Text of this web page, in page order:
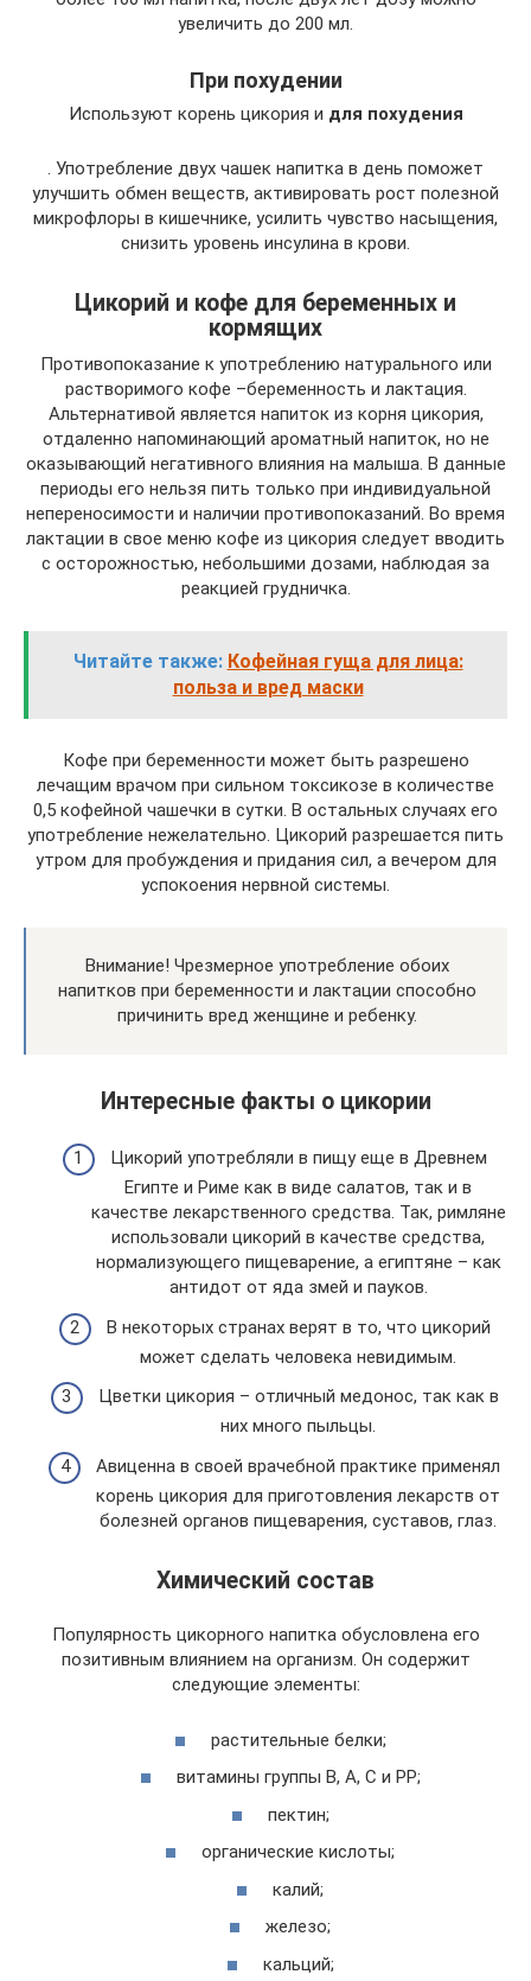
увеличить до 200 мл.
При похудении
Используют корень цикория и для похудения
. Употребление двух чашек напитка в день поможет
улучшить обмен веществ, активировать рост полезной
микрофлоры в кишечнике, усилить чувство насыщения,
снизить уровень инсулина в крови.
Цикорий и кофе для беременных и
кормящих
Противопоказание к употреблению натурального или
растворимого кофе –беременность и лактация.
Альтернативой является напиток из корня цикория,
отдаленно напоминающий ароматный напиток, но не
оказывающий негативного влияния на малыша. В данные
периоды его нельзя пить только при индивидуальной
непереносимости и наличии противопоказаний. Во время
лактации в свое меню кофе из цикория следует вводить
с осторожностью, небольшими дозами, наблюдая за
реакцией грудничка.
Читайте также: Кофейная гуща для лица:
польза и вред маски
Кофе при беременности может быть разрешено
лечащим врачом при сильном токсикозе в количестве
0,5 кофейной чашечки в сутки. В остальных случаях его
употребление нежелательно. Цикорий разрешается пить
утром для пробуждения и придания сил, а вечером для
успокоения нервной системы.
Внимание! Чрезмерное употребление обоих
напитков при беременности и лактации способно
причинить вред женщине и ребенку.
Интересные факты о цикории
Цикорий употребляли в пищу еще в Древнем
Египте и Риме как в виде салатов, так и в
качестве лекарственного средства. Так, римляне
использовали цикорий в качестве средства,
нормализующего пищеварение, а египтяне – как
антидот от яда змей и пауков.
В некоторых странах верят в то, что цикорий
может сделать человека невидимым.
Цветки цикория – отличный медонос, так как в
них много пыльцы.
Авиценна в своей врачебной практике применял
корень цикория для приготовления лекарств от
болезней органов пищеварения, суставов, глаз.
Химический состав
Популярность цикорного напитка обусловлена его
позитивным влиянием на организм. Он содержит
следующие элементы:
растительные белки;
витамины группы В, А, С и РР;
пектин;
органические кислоты;
калий;
железо;
кальций;